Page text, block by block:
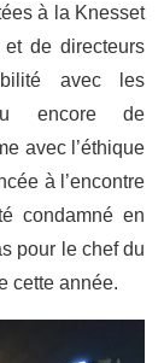
à la Knesset
de directeurs
avec les
encore de
avec l’éthique
à l’encontre
condamné en
pour le chef du
cette année.